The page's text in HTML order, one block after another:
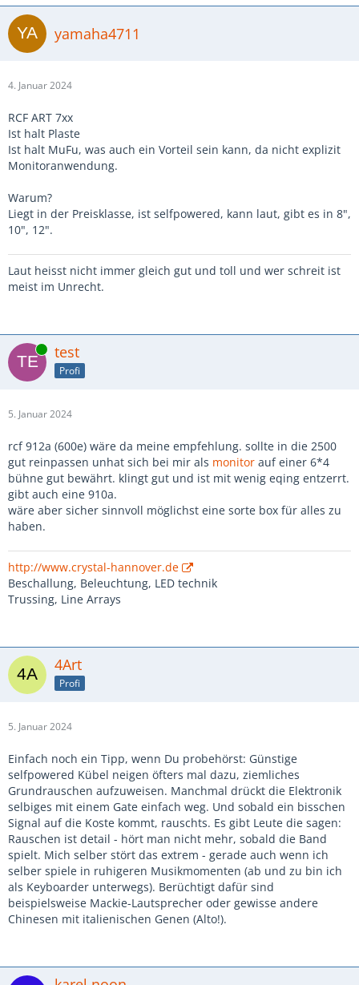
yamaha4711
4. Januar 2024
RCF ART 7xx
Ist halt Plaste
Ist halt MuFu, was auch ein Vorteil sein kann, da nicht explizit
Monitoranwendung.
Warum?
Liegt in der Preisklasse, ist selfpowered, kann laut, gibt es in 8",
10", 12".
Laut heisst nicht immer gleich gut und toll und wer schreit ist
meist im Unrecht.
Online test
Profi
5. Januar 2024
rcf 912a (600e) wäre da meine empfehlung. sollte in die 2500
gut reinpassen unhat sich bei mir als monitor auf einer 6*4
bühne gut bewährt. klingt gut und ist mit wenig eqing entzerrt.
gibt auch eine 910a.
wäre aber sicher sinnvoll möglichst eine sorte box für alles zu
haben.
http://www.crystal-hannover.de
Beschallung, Beleuchtung, LED technik
Trussing, Line Arrays
4Art
Profi
5. Januar 2024
Einfach noch ein Tipp, wenn Du probehörst: Günstige
selfpowered Kübel neigen öfters mal dazu, ziemliches
Grundrauschen aufzuweisen. Manchmal drückt die Elektronik
selbiges mit einem Gate einfach weg. Und sobald ein bisschen
Signal auf die Koste kommt, rauschts. Es gibt Leute die sagen:
Rauschen ist detail - hört man nicht mehr, sobald die Band
spielt. Mich selber stört das extrem - gerade auch wenn ich
selber spiele in ruhigeren Musikmomenten (ab und zu bin ich
als Keyboarder unterwegs). Berüchtigt dafür sind
beispielsweise Mackie-Lautsprecher oder gewisse andere
Chinesen mit italienischen Genen (Alto!).